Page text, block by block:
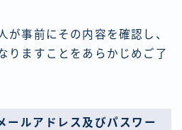
が事前にその内容を確認し、
りますことをあらかじめご了
ールアドレス及びパスワー